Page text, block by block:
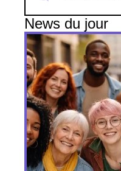
News du jour